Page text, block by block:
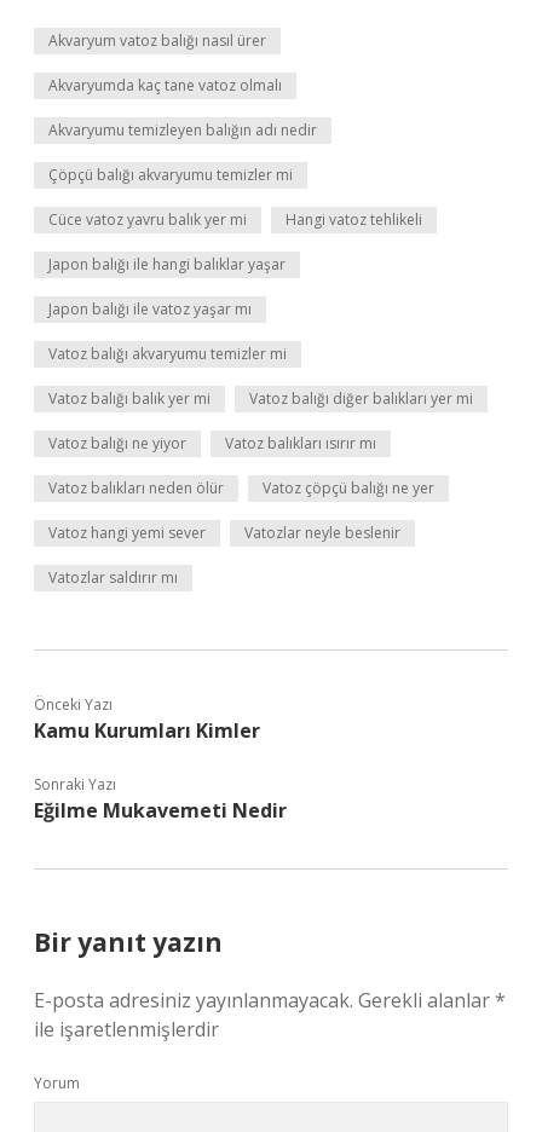
Akvaryum vatoz balığı nasıl ürer
Akvaryumda kaç tane vatoz olmalı
Akvaryumu temizleyen balığın adı nedir
Çöpçü balığı akvaryumu temizler mi
Cüce vatoz yavru balık yer mi Hangi vatoz tehlikeli
Japon balığı ile hangi balıklar yaşar
Japon balığı ile vatoz yaşar mı
Vatoz balığı akvaryumu temizler mi
Vatoz balığı balık yer mi Vatoz balığı diğer balıkları yer mi
Vatoz balığı ne yiyor Vatoz balıkları ısırır mı
Vatoz balıkları neden ölür Vatoz çöpçü balığı ne yer
Vatoz hangi yemi sever Vatozlar neyle beslenir
Vatozlar saldırır mı
Önceki Yazı
Kamu Kurumları Kimler
Sonraki Yazı
Eğilme Mukavemeti Nedir
Bir yanıt yazın
E-posta adresiniz yayınlanmayacak. Gerekli alanlar*
ile işaretlenmişlerdir
Yorum